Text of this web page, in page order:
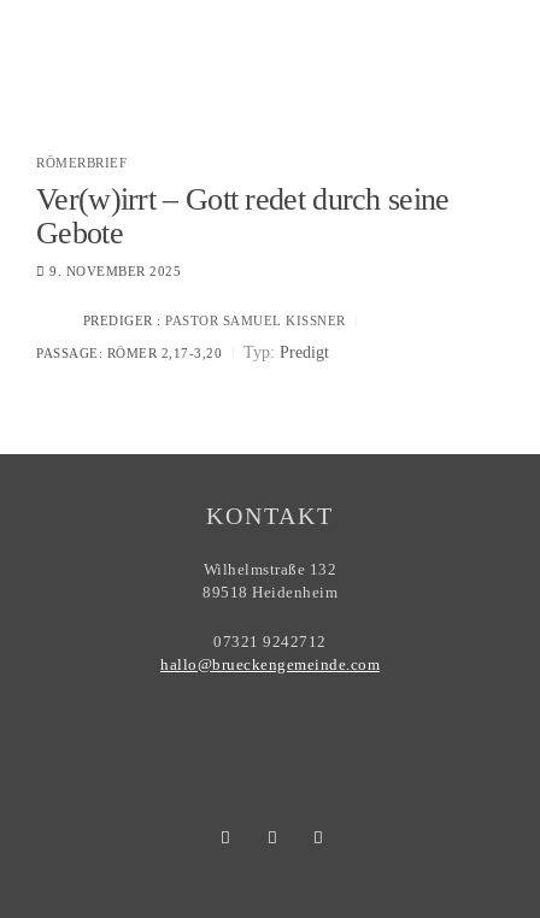
RÖMERBRIEF
Ver(w)irrt – Gott redet durch seine
Gebote
9. NOVEMBER 2025
PREDIGER : PASTOR SAMUEL KISSNER
PASSAGE: RÖMER 2,17-3,20 Typ: Predigt
KONTAKT
Wilhelmstraße 132
89518 Heidenheim
07321 9242712
hallo@brueckengemeinde.com